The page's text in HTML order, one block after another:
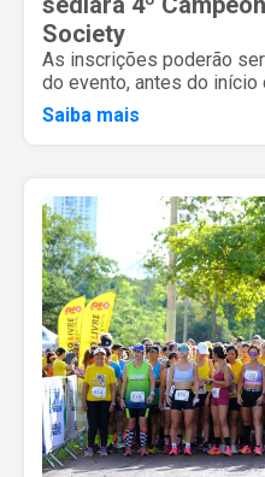
Society
As inscrições poderão
do evento, antes do início
Saiba mais